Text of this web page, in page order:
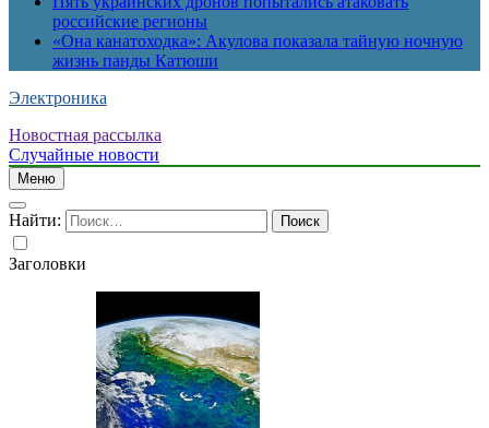
российские регионы
«Она канатоходка»: Акулова показала тайную ночную
жизнь панды Катюши
Электроника
Новостная рассылка
Случайные новости
Меню
Найти:
Заголовки